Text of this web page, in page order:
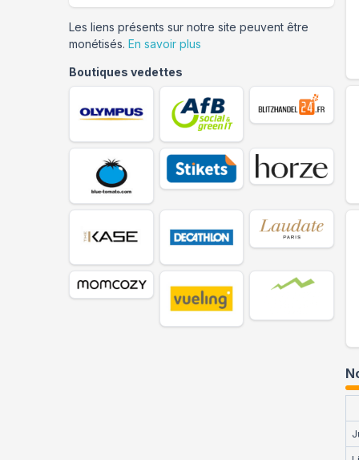
Les liens présents sur notre site peuvent être
monétisés. En savoir plus
Boutiques vedettes